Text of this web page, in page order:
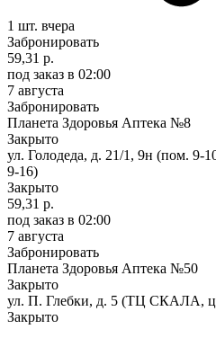
1 шт. вчера
Забронировать
59,31 р.
под заказ в 02:00
7 августа
Забронировать
Планета Здоровья Аптека №8
Закрыто
ул. Голодеда, д. 21/1, 9н (пом. 9-
9-16)
Закрыто
59,31 р.
под заказ в 02:00
7 августа
Забронировать
Планета Здоровья Аптека №50
Закрыто
ул. П. Глебки, д. 5 (ТЦ СКАЛА,
Закрыто